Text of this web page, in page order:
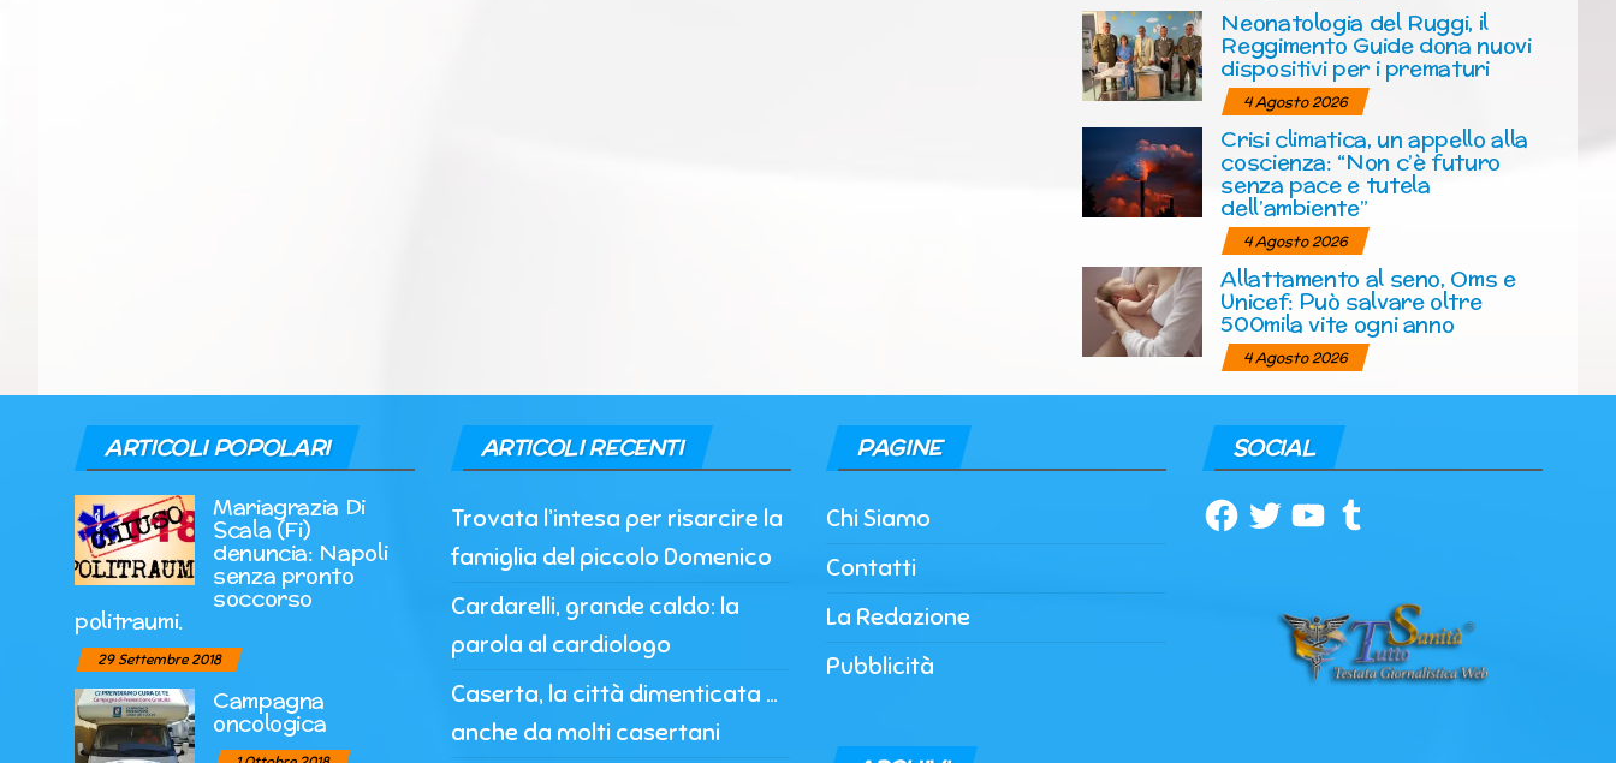
Neonatologia del Ruggi, il
Reggimento Guide dona nuovi
dispositivi per i prematuri
4 Agosto 2026
Crisi climatica, un appello alla
coscienza: “Non c’è futuro
senza pace e tutela
dell’ambiente”
4 Agosto 2026
Allattamento al seno, Oms e
Unicef: Può salvare oltre
500mila vite ogni anno
4 Agosto 2026
ARTICOLI POPOLARI
Mariagrazia Di
Scala (Fi)
denuncia: Napoli
senza pronto
soccorso
politraumi.
29 Settembre 2018
Campagna
oncologica
ARTICOLI RECENTI
Trovata l’intesa per risarcire la
famiglia del piccolo Domenico
Cardarelli, grande caldo: la
parola al cardiologo
Caserta, la città dimenticata …
anche da molti casertani
PAGINE
Chi Siamo
Contatti
La Redazione
Pubblicità
SOCIAL
Facebook
TwitterYouTubeTumblr